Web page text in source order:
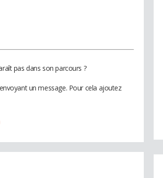
pas dans son parcours ?
un message. Pour cela ajoutez